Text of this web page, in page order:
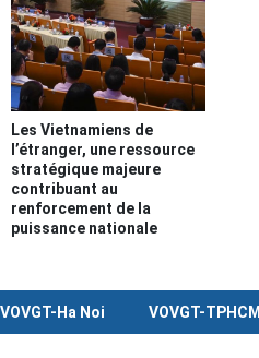
Les Vietnamiens de
l’étranger, une ressource
stratégique majeure
contribuant au
renforcement de la
puissance nationale
VOVGT-Ha Noi VOVGT-TPHCM